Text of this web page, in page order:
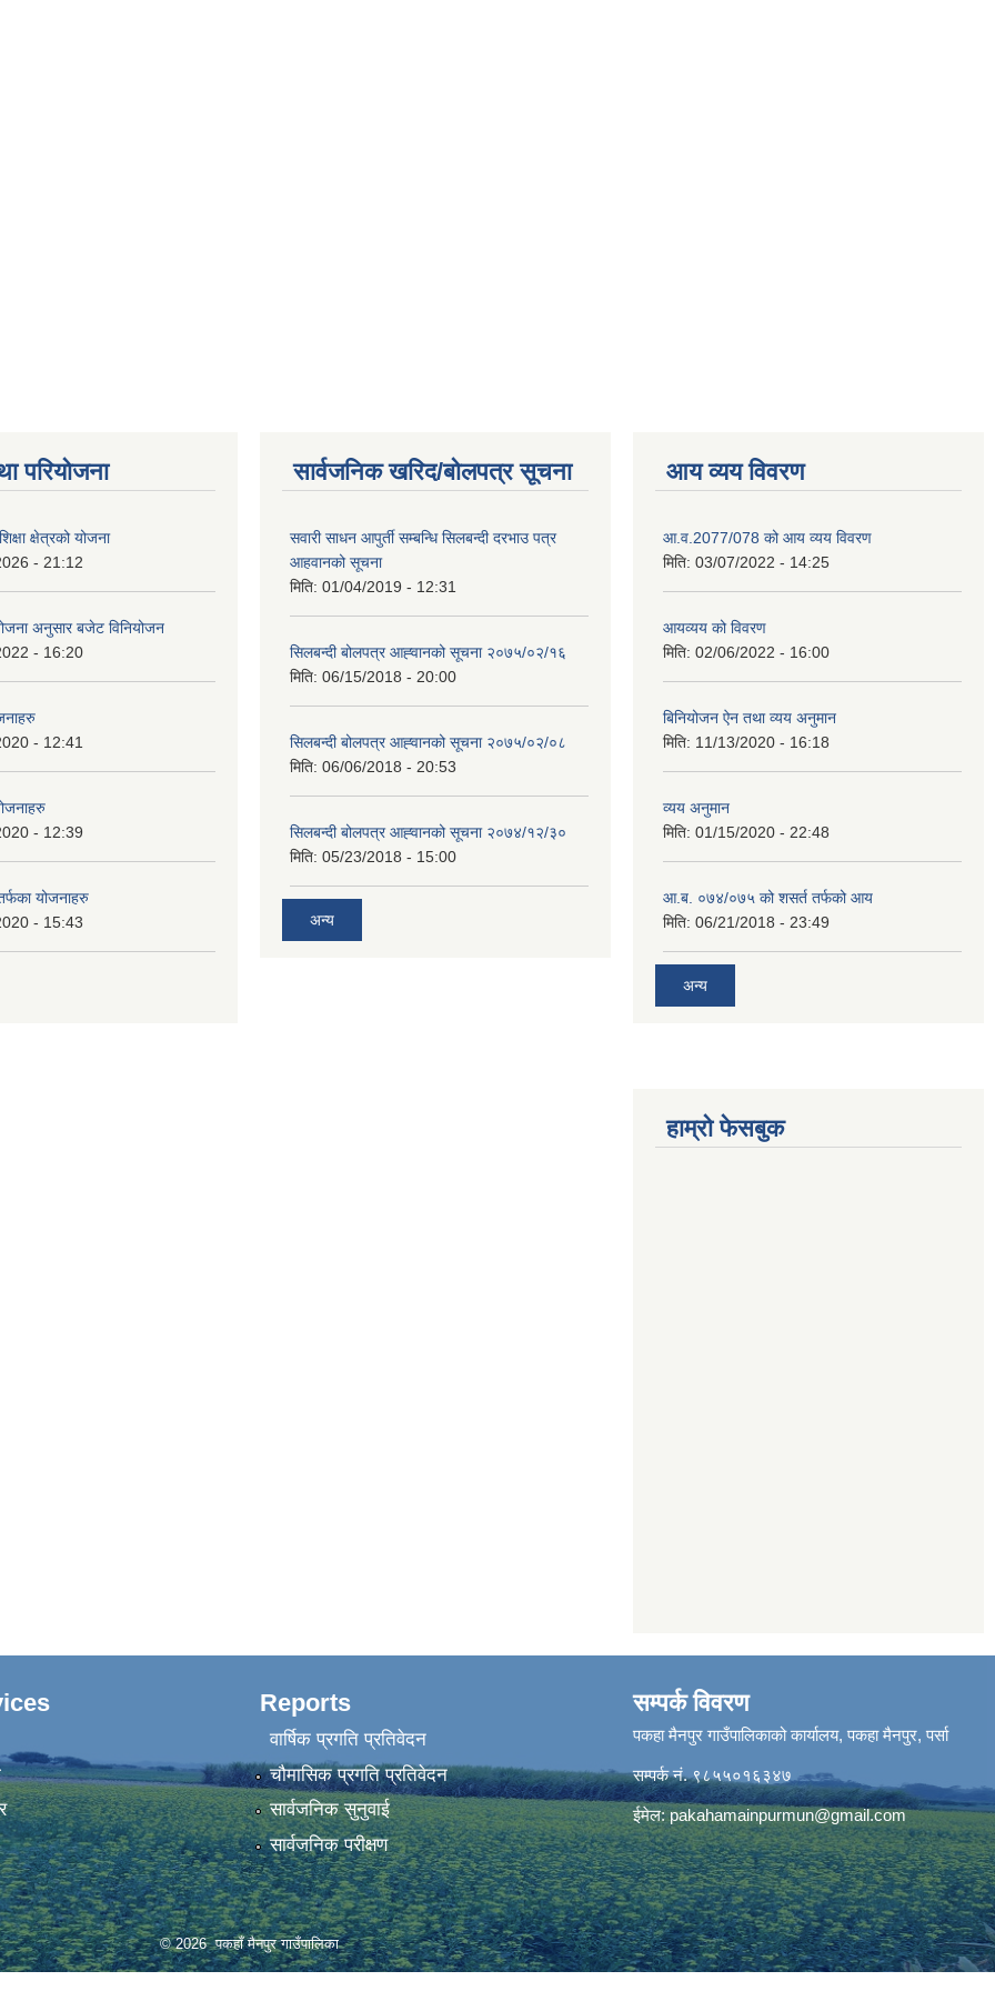
परियोजना
क्षेत्रको योजना
- 21:12
अनुसार बजेट विनियोजन
- 16:20
- 12:41
- 12:39
योजनाहरु
- 15:43
सार्वजनिक खरिद/बोलपत्र सूचना
सवारी साधन आपुर्ती सम्बन्धि सिलबन्दी दरभाउ पत्र
आहवानको सूचना
मिति: 01/04/2019 - 12:31
सिलबन्दी बोलपत्र आह्‍वानको सूचना २०७५/०२/१६
मिति: 06/15/2018 - 20:00
सिलबन्दी बोलपत्र आह्‍वानको सूचना २०७५/०२/०८
मिति: 06/06/2018 - 20:53
सिलबन्दी बोलपत्र आह्‍वानको सूचना २०७४/१२/३०
मिति: 05/23/2018 - 15:00
अन्य
आय व्यय विवरण
आ.व.2077/078 को आय व्यय विवरण
मिति: 03/07/2022 - 14:25
आयव्यय को विवरण
मिति: 02/06/2022 - 16:00
बिनियोजन ऐन तथा व्यय अनुमान
मिति: 11/13/2020 - 16:18
व्यय अनुमान
मिति: 01/15/2020 - 22:48
आ.ब. ०७४/०७५ को शसर्त तर्फको आय
मिति: 06/21/2018 - 23:49
अन्य
हाम्रो फेसबुक
Reports
वार्षिक प्रगति प्रतिवेदन
चौमासिक प्रगति प्रतिवेदन
सार्वजनिक सुनुवाई
सार्वजनिक परीक्षण
सम्पर्क विवरण
पकहा मैनपुर गाउँपालिकाको कार्यालय, पकहा मैनपुर, पर्सा
सम्पर्क नं. ९८५५०१६३४७
ईमेल:pakahamainpurmun@gmail.com
© 2026 पकहाँ मैनपुर गाउँपालिका